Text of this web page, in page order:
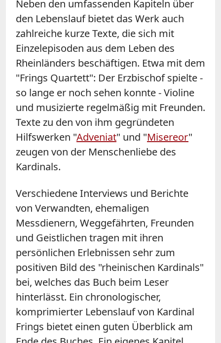
Neben den umfassenden Kapiteln über
den Lebenslauf bietet das Werk auch
zahlreiche kurze Texte, die sich mit
Einzelepisoden aus dem Leben des
Rheinländers beschäftigen. Etwa mit dem
"Frings Quartett": Der Erzbischof spielte -
so lange er noch sehen konnte - Violine
und musizierte regelmäßig mit Freunden.
Texte zu den von ihm gegründeten
Hilfswerken "Adveniat" und "Misereor"
zeugen von der Menschenliebe des
Kardinals.
Verschiedene Interviews und Berichte
von Verwandten, ehemaligen
Messdienern, Weggefährten, Freunden
und Geistlichen tragen mit ihren
persönlichen Erlebnissen sehr zum
positiven Bild des "rheinischen Kardinals"
bei, welches das Buch beim Leser
hinterlässt. Ein chronologischer,
komprimierter Lebenslauf von Kardinal
Frings bietet einen guten Überblick am